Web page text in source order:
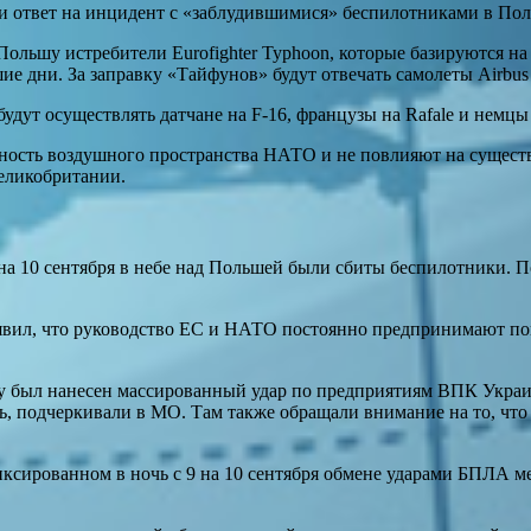
на инцидент с «заблудившимися» беспилотниками в
истребители Eurofighter Typhoon, которые базируются
За заправку «Тайфунов» будут отвечать самолеты
осуществлять датчане на F-16, французы на Rafale и
воздушного пространства НАТО и не повлияют на
10 сентября в небе над Польшей были сбиты
что руководство ЕС и НАТО постоянно предпринимают
нанесен массированный удар по предприятиям ВПК
подчеркивали в МО. Там также обращали внимание на то,
в ночь с 9 на 10 сентября обмене ударами БПЛА